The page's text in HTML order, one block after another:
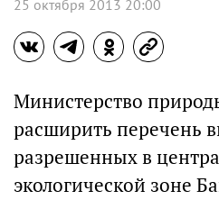
25 октября 2013 20:00
Министерство
расширить перечень
разрешенных в
экологической зоне